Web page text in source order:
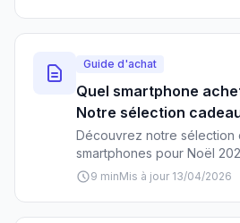
usage.
Guide d'achat
Quel smartphone
Notre sélection
Découvrez notre sélection
smartphones pour Noël
serré au haut de gamme,
budget.
9 minMis à jour 13/04/2026